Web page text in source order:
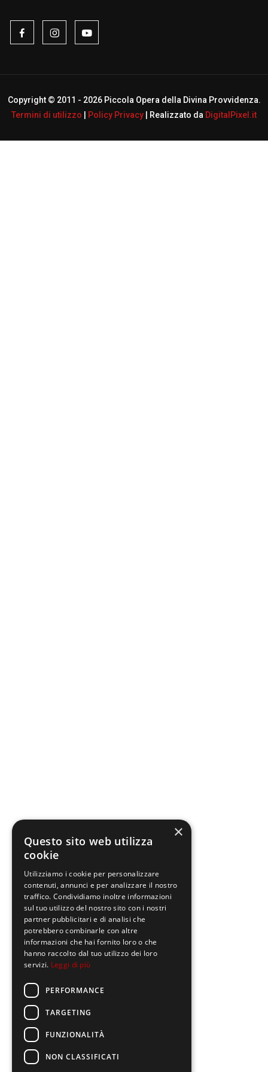
Copyright © 2011 - 2026 Piccola Opera della Divina Provvidenza.
Termini di utilizzo
Policy Privacy | Realizzato da DigitalPixel.it
×
Questo sito web utilizza
cookie
Utilizziamo i cookie per personalizzare
contenuti, annunci e per analizzare il nostro
traffico. Condividiamo inoltre informazioni
sul tuo utilizzo del nostro sito con i nostri
partner pubblicitari e di analisi che
potrebbero combinarle con altre
informazioni che hai fornito loro o che
hanno raccolto dal tuo utilizzo dei loro
servizi. Leggi di più
PERFORMANCE
TARGETING
FUNZIONALITÀ
NON CLASSIFICATI